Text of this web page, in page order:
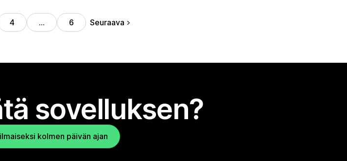
4 … 6 Seuraava
sovelluksen?
kolmen päivän ajan